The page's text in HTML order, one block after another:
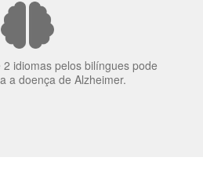
2 idiomas pelos bilíngues pode
a doença de Alzheimer.